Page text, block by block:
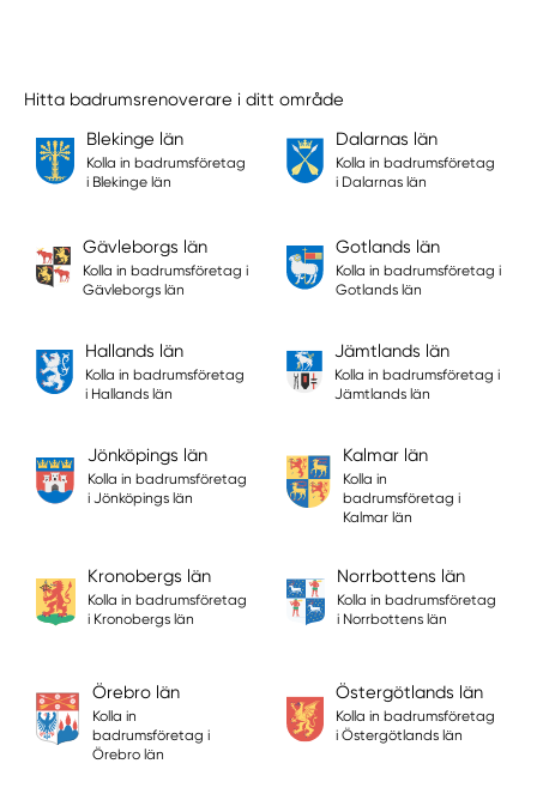
Hitta badrumsrenoverare i ditt område
Blekinge län
Kolla in badrumsföretag
i Blekinge län
Dalarnas län
Kolla in badrumsföretag
i Dalarnas län
Gävleborgs län
Kolla in badrumsföretag i
Gävleborgs län
Gotlands län
Kolla in badrumsföretag i
Gotlands län
Hallands län
Kolla in badrumsföretag
i Hallands län
Jämtlands län
Kolla in badrumsföretag i
Jämtlands län
Jönköpings län
Kolla in badrumsföretag
i Jönköpings län
Kalmar län
Kolla in
badrumsföretag i
Kalmar län
Kronobergs län
Kolla in badrumsföretag
i Kronobergs län
Norrbottens län
Kolla in badrumsföretag
i Norrbottens län
Örebro län
Kolla in
badrumsföretag i
Örebro län
Östergötlands län
Kolla in badrumsföretag
i Östergötlands län